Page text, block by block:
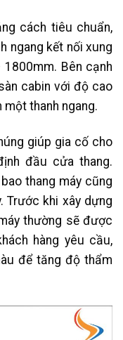
cách tiêu chuẩn,
ngang kết nối xung
Bên cạnh
cabin với độ cao
thanh ngang.
giúp gia cố cho
đầu cửa thang.
thang máy cũng
Trước khi xây dựng
thường sẽ được
hàng yêu cầu,
để tăng độ thẩm